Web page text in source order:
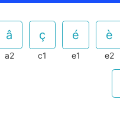
a2 c1 e1 e2